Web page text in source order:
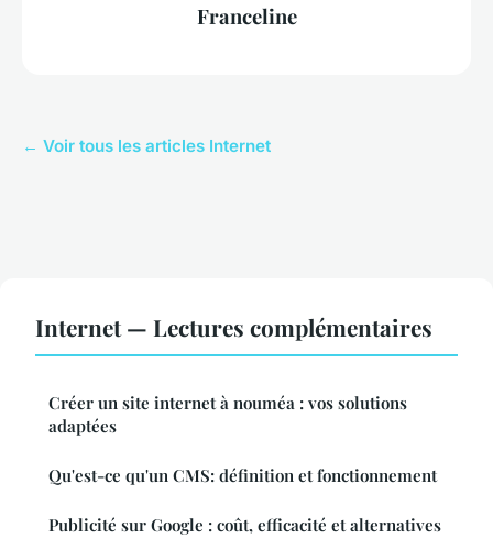
Franceline
← Voir tous les articles Internet
Internet — Lectures complémentaires
Créer un site internet à nouméa : vos solutions
adaptées
Qu'est-ce qu'un CMS: définition et fonctionnement
Publicité sur Google : coût, efficacité et alternatives